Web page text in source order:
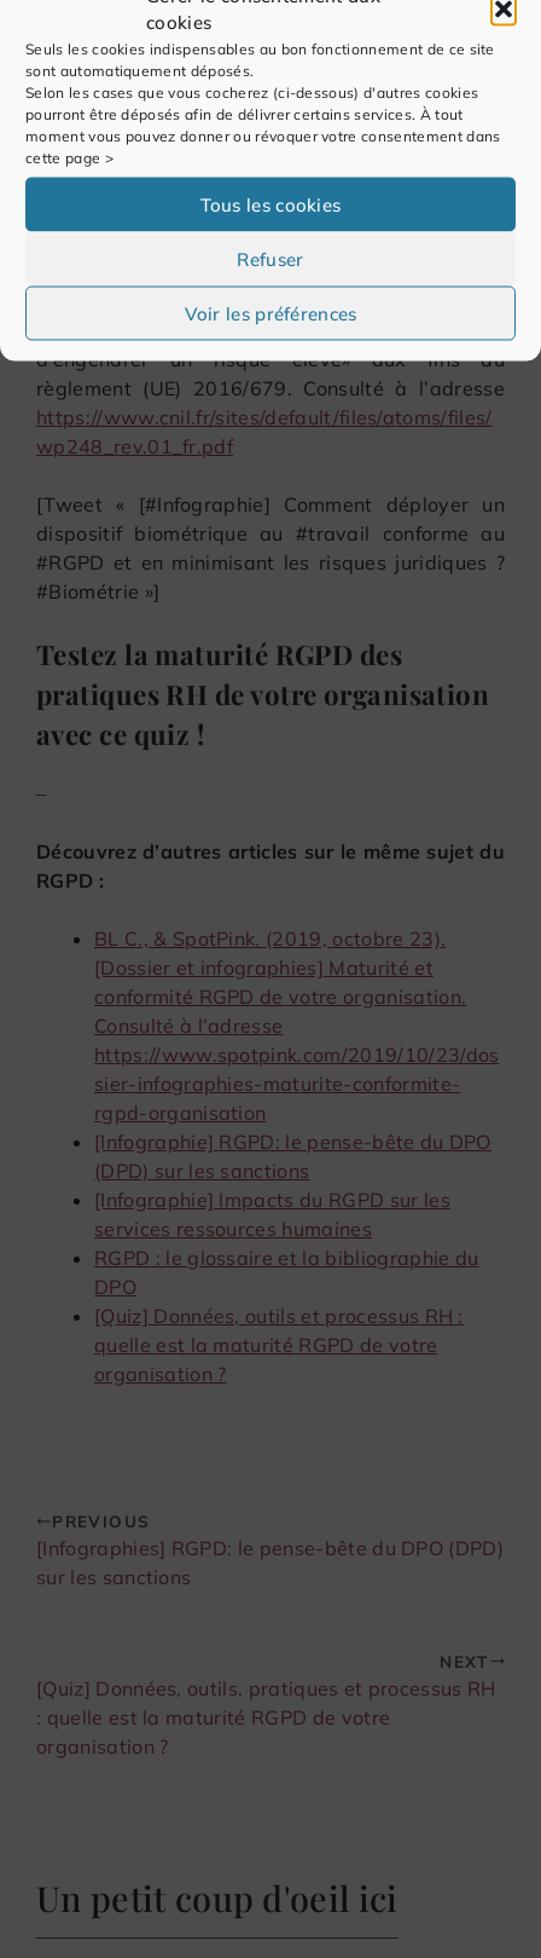
cookies
Seuls les cookies indispensables au bon fonctionnement de ce site
sont automatiquement déposés.
Selon les cases que vous cocherez (ci-dessous) d'autres cookies
pourront être déposés afin de délivrer certains services. À tout
moment vous pouvez donner ou révoquer votre consentement dans
cette page >
Tous les cookies
Refuser
Voir les préférences
ligne relative au travail?? Consulté à l’adresse
https://www.cnil.fr/fr/plaintes/travail
CNIL. (s. d.-c). Norme simplifiée NS-046?: gestion
du personnel. Consulté le 17 novembre 2005, à
l’adresse https://www.cnil.fr/fr/declaration/ns-
046-gestion-du-personnel
concernant l’analyse d’impact relative à la
protection des données (AIPD) et la manière de
déterminer si le traitement est «susceptible
d’engendrer un risque élevé» aux fins du
règlement (UE) 2016/679. Consulté à l’adresse
https://www.cnil.fr/sites/default/files/atoms/files/
wp248_rev.01_fr.pdf
[Tweet « [#Infographie] Comment déployer un
dispositif biométrique au #travail conforme au
#RGPD et en minimisant les risques juridiques ?
#Biométrie »]
Testez la maturité RGPD des
pratiques RH de votre organisation
avec ce quiz !
–
Découvrez d’autres articles sur le même sujet du
RGPD :
BL C., & SpotPink. (2019, octobre 23).
[Dossier et infographies] Maturité et
conformité RGPD de votre organisation.
Consulté à l’adresse
https://www.spotpink.com/2019/10/23/dos
sier-infographies-maturite-conformite-
rgpd-organisation
[Infographie] RGPD: le pense-bête du DPO
(DPD) sur les sanctions
[Infographie] Impacts du RGPD sur les
services ressources humaines
RGPD : le glossaire et la bibliographie du
DPO
[Quiz] Données, outils et processus RH :
quelle est la maturité RGPD de votre
organisation ?
PREVIOUS
[Infographies] RGPD: le pense-bête du DPO (DPD)
sur les sanctions
NEXT
[Quiz] Données, outils, pratiques et processus RH
: quelle est la maturité RGPD de votre
organisation ?
Un petit coup d'oeil ici